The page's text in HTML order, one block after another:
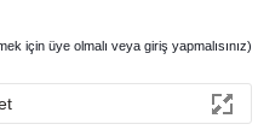
için üye olmalı veya giriş yapmalısınız)